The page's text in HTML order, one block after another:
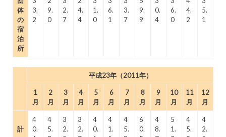
体
の
宿
泊
所
3.
2
9.
0
2.
7
4.
4
1.
0
6.
1
3.
7
9.
9
0.
4
6.
0
4.
2
5.
1
平成23年（2011年）
1
月
2
月
3
月
4
月
5
月
6
月
7
月
8
月
9
月
10
月
11
月
12
月
計
4
0.
4
5.
3
2.
3
2.
4
0.
4
1.
4
5.
6
0.
4
8.
5
1.
4
5.
4
2.